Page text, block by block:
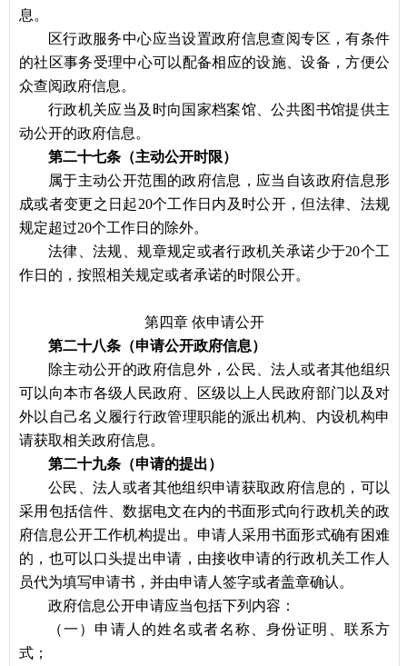
息。
区行政服务中心应当设置政府信息查阅专区，有条件
的社区事务受理中心可以配备相应的设施、设备，方便公
众查阅政府信息。
行政机关应当及时向国家档案馆、公共图书馆提供主
动公开的政府信息。
第二十七条（主动公开时限）
属于主动公开范围的政府信息，应当自该政府信息形
成或者变更之日起20个工作日内及时公开，但法律、法规
规定超过20个工作日的除外。
法律、法规、规章规定或者行政机关承诺少于20个工
作日的，按照相关规定或者承诺的时限公开。
第四章 依申请公开
第二十八条（申请公开政府信息）
除主动公开的政府信息外，公民、法人或者其他组织
可以向本市各级人民政府、区级以上人民政府部门以及对
外以自己名义履行行政管理职能的派出机构、内设机构申
请获取相关政府信息。
第二十九条（申请的提出）
公民、法人或者其他组织申请获取政府信息的，可以
采用包括信件、数据电文在内的书面形式向行政机关的政
府信息公开工作机构提出。申请人采用书面形式确有困难
的，也可以口头提出申请，由接收申请的行政机关工作人
员代为填写申请书，并由申请人签字或者盖章确认。
政府信息公开申请应当包括下列内容：
（一）申请人的姓名或者名称、身份证明、联系方
式；